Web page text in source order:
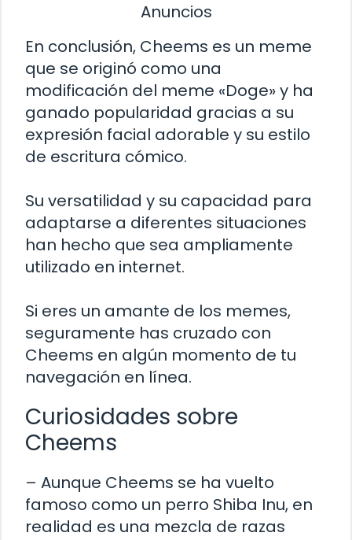
Anuncios
En conclusión, Cheems es un meme
que se originó como una
modificación del meme «Doge» y ha
ganado popularidad gracias a su
expresión facial adorable y su estilo
de escritura cómico.
Su versatilidad y su capacidad para
adaptarse a diferentes situaciones
han hecho que sea ampliamente
utilizado en internet.
Si eres un amante de los memes,
seguramente has cruzado con
Cheems en algún momento de tu
navegación en línea.
Curiosidades sobre
Cheems
– Aunque Cheems se ha vuelto
famoso como un perro Shiba Inu, en
realidad es una mezcla de razas